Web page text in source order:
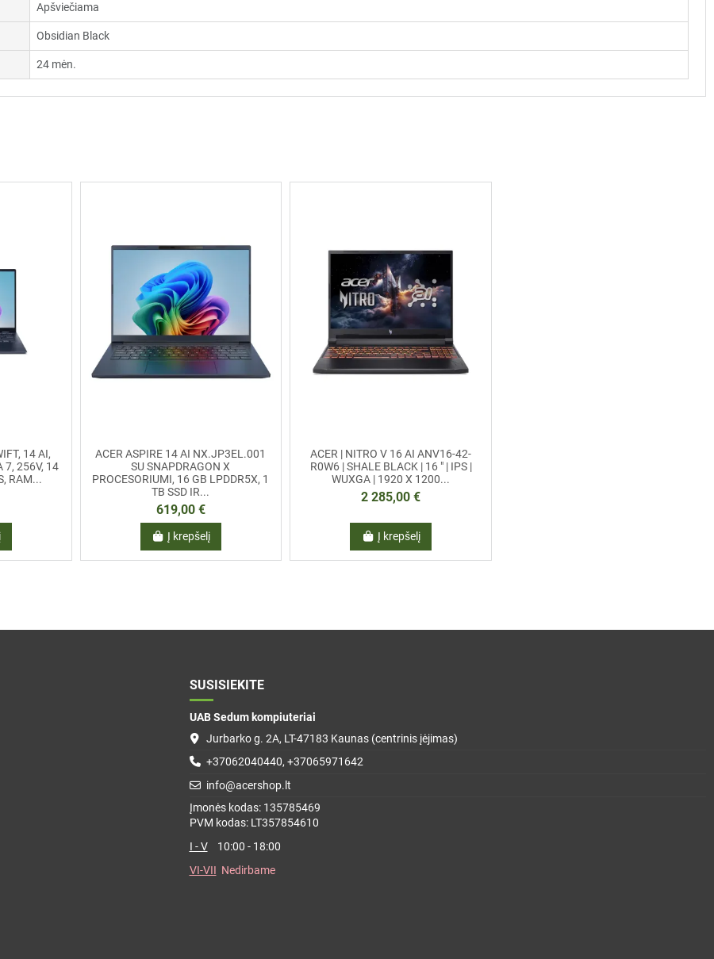
Apšviečiama
Obsidian Black
24 mėn.
14 AI,
7, 256V, 14
RAM...
ACER ASPIRE 14 AI NX.JP3EL.001
SU SNAPDRAGON X
PROCESORIUMI, 16 GB LPDDR5X, 1
TB SSD IR...
619,00 €
Į krepšelį
ACER | NITRO V 16 AI ANV16-42-
R0W6 | SHALE BLACK | 16 " | IPS |
WUXGA | 1920 X 1200...
2 285,00 €
Į krepšelį
SUSISIEKITE
UAB Sedum kompiuteriai
Jurbarko g. 2A, LT-47183 Kaunas (centrinis įėjimas)
+37062040440, +37065971642
info@acershop.lt
Įmonės kodas: 135785469
PVM kodas: LT357854610
I - V10:00 - 18:00
VI-VII Nedirbame